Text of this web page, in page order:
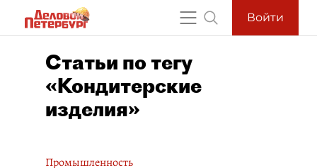
Войти
Статьи по тегу
«Кондитерские
изделия»
Промышленность